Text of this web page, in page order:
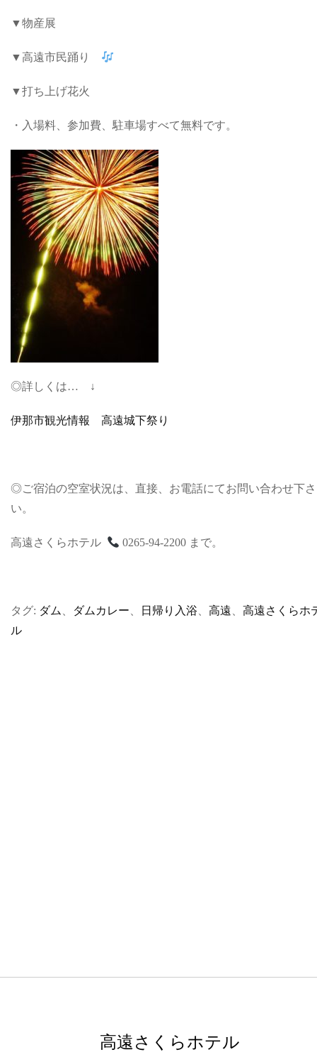
▼物産展
▼高遠市民踊り
▼打ち上げ花火
・入場料、参加費、駐車場すべて無料です。
◎詳しくは… ↓
伊那市観光情報 高遠城下祭り
◎ご宿泊の空室状況は、直接、お電話にてお問い合わせ下さ
い。
高遠さくらホテル 0265-94-2200 まで。
タグ: ダム ダムカレー 日帰り入浴 高遠
高遠さくらホ
ル
高遠さくらホテル